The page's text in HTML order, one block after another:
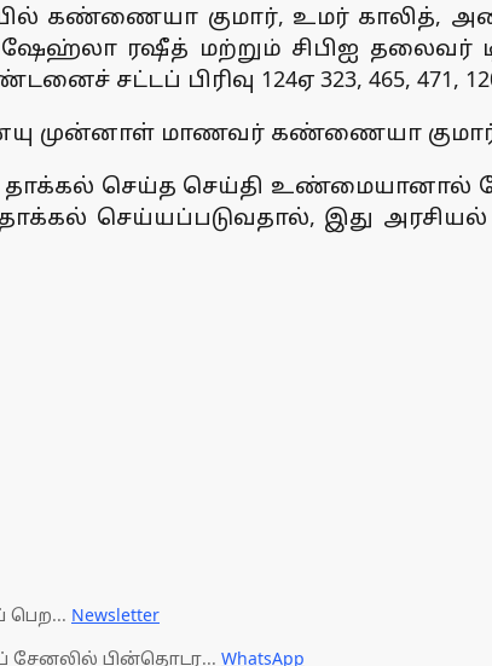
கண்ணையா குமார், உமர்
ரஷீத் மற்றும் சிபிஐ தலைவர்
சட்டப் பிரிவு 124ஏ 323, 465,
முன்னாள் மாணவர் கண்ணையா
தாக்கல் செய்த செய்தி உண்மையானால்
தாக்கல் செய்யப்படுவதால், இது
பெற... Newsletter
பின்தொடர... WhatsApp